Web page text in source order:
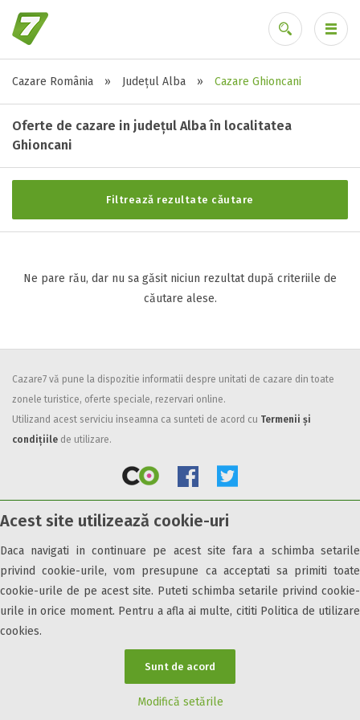
Acest site utilizează cookie-uri
Daca navigati in continuare pe acest site fara a schimba setarile
privind cookie-urile, vom presupune ca acceptati sa primiti toate
cookie-urile de pe acest site. Puteti schimba setarile privind cookie-
urile in orice moment. Pentru a afla ai multe, cititi Politica de utilizare
cookies.
Sunt de acord
Modifică setările
Cazare România » Județul Alba » Cazare Ghioncani
Oferte de cazare in județul Alba în localitatea
Ghioncani
Filtrează rezultate căutare
Stele / margarete
Neclasificat
1 stea / margareta
3 stele / margarete
4 stele / margarete
Selecteaza pretul
Facilități
Internet wireless
Parcare
All inclusive
Pensiune completa
Demipensiune
Mic dejun
Accepta animale
Accepta voucher vacanta
Acces persoane cu dizabilități
Ne pare rău, dar nu sa găsit niciun rezultat după criteriile de
căutare alese.
Cazare7 vă pune la dispozitie informatii despre unitati de cazare din toate
zonele turistice, oferte speciale, rezervari online.
Utilizand acest serviciu inseamna ca sunteti de acord cu Termenii și
condițiile de utilizare.
Obiective turistice Informații utile Parteneri Cazare7 Harta Cazare7